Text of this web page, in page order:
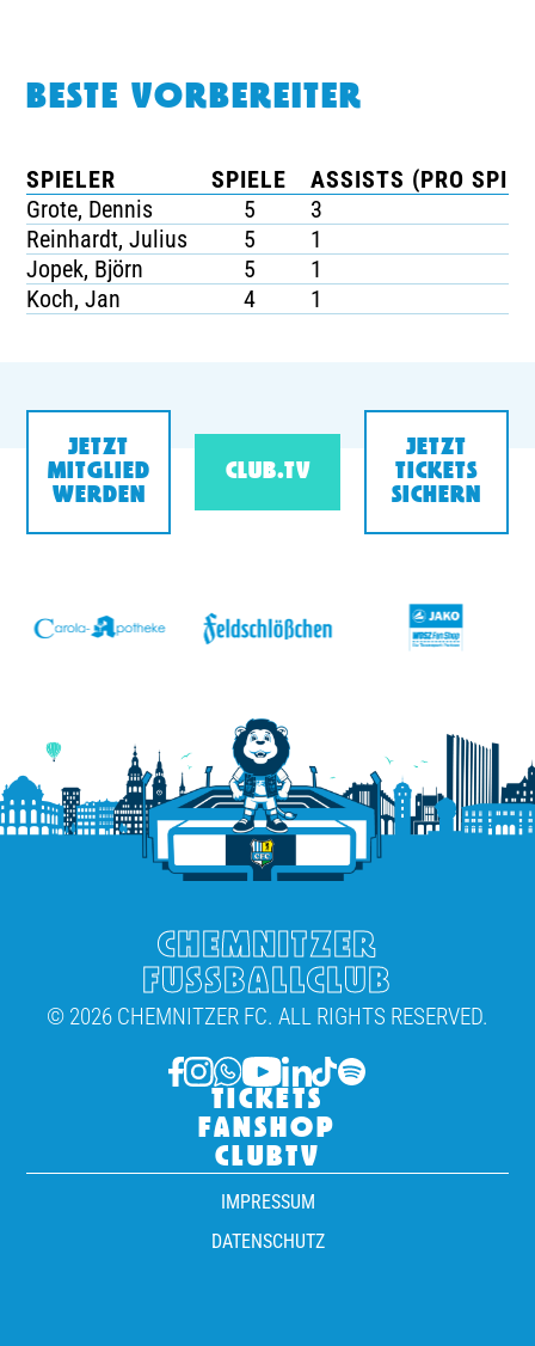
BESTE VORBEREITER
SPIELER SPIELE
ASSISTS (PRO
Grote, Dennis
5
3
Reinhardt, Julius
5
1
Jopek, Björn
5
1
Koch, Jan
4 1
JETZT
MITGLIED
WERDEN
CLUB.TV
JETZT
TICKETS
SICHERN
CHEMNITZER
FUSSBALLCLUB
© 2026 CHEMNITZER FC. ALL RIGHTS RESERVED.
TICKETS
FANSHOP
CLUBTV
IMPRESSUM
DATENSCHUTZ